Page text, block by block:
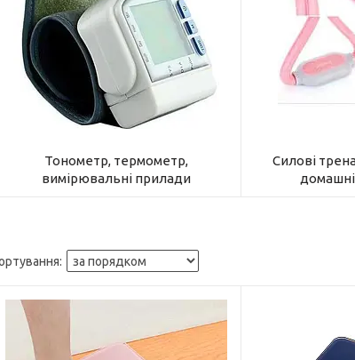
Тонометр, термометр,
вимірювальні прилади
Силові